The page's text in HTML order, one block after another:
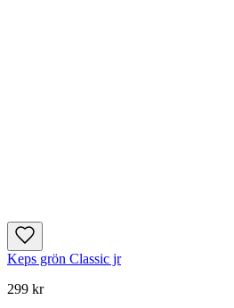
Keps grön Classic jr
299 kr